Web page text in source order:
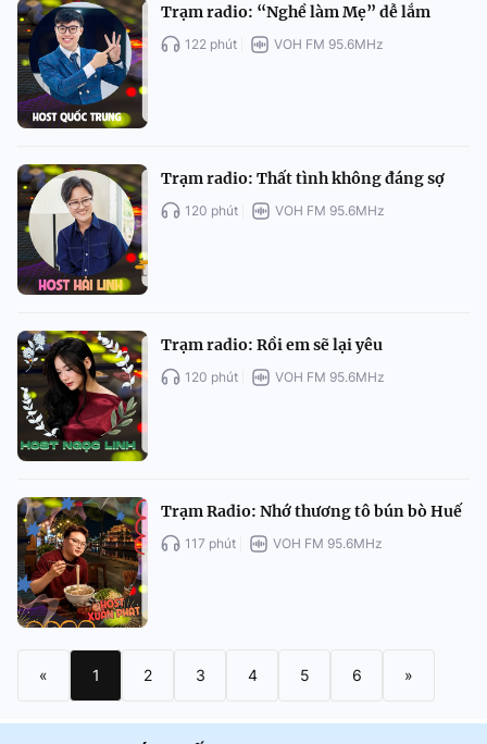
Trạm radio: “Nghề làm Mẹ” dễ lắm
122 phút VOH FM 95.6MHz
Trạm radio: Thất tình không đáng sợ
120 phút VOH FM 95.6MHz
Trạm radio: Rồi em sẽ lại yêu
120 phút VOH FM 95.6MHz
Trạm Radio: Nhớ thương tô bún bò Huế
117 phút VOH FM 95.6MHz
« 1 2 3 4 5 6 »